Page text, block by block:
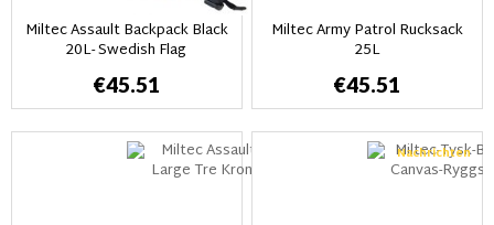
Miltec Assault Backpack Black
20L- Swedish Flag
€45.51
Miltec Army Patrol Rucksack
25L
€45.51
Nachrichten